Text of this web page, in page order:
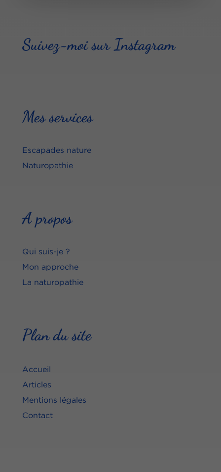
Suivez-moi sur Instagram
Mes services
Escapades nature
Naturopathie
A propos
Qui suis-je ?
Mon approche
La naturopathie
Plan du site
Accueil
Articles
Mentions légales
Contact